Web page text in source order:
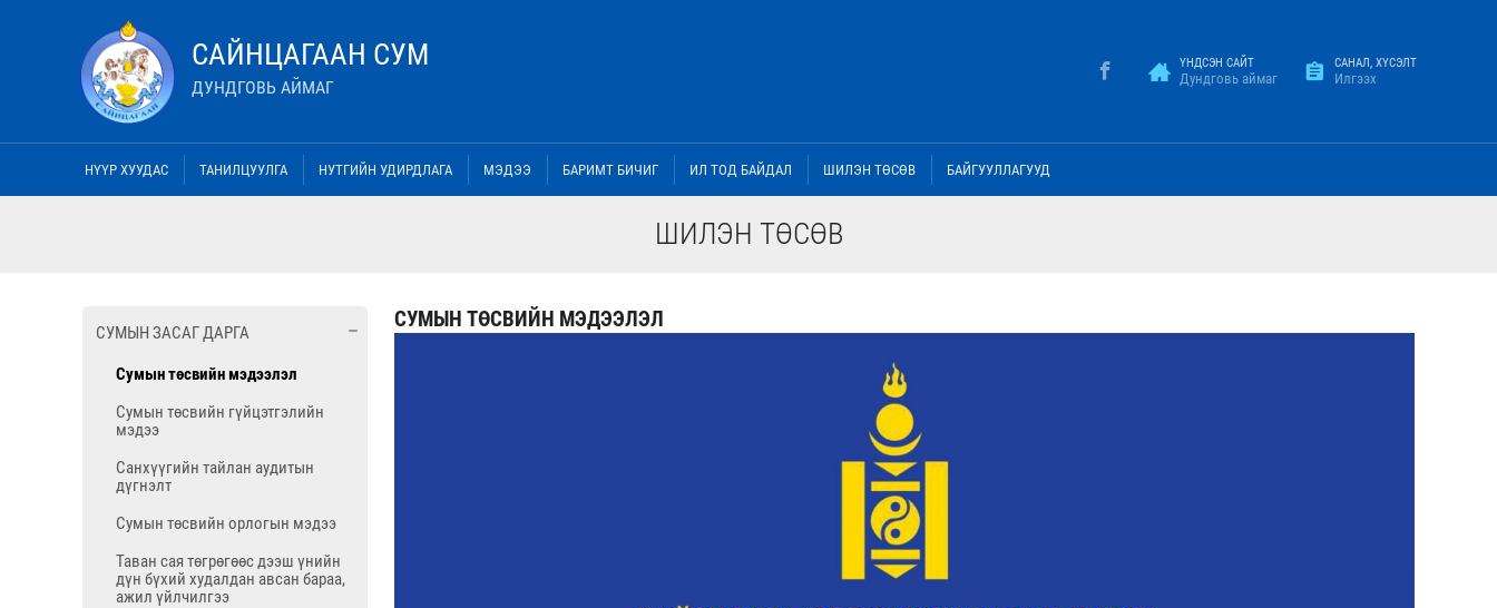
САЙНЦАГААН СУМ
ДУНДГОВЬ АЙМАГ
ҮНДСЭН САЙТ
Дундговь аймаг
САНАЛ, ХҮСЭЛТ
Илгээх
НҮҮР ХУУДАС ТАНИЛЦУУЛГА НУТГИЙН УДИРДЛАГА МЭДЭЭ БАРИМТ БИЧИГ ИЛ ТОД БАЙДАЛ ШИЛЭН ТӨСӨВ БАЙГУУЛЛАГУУД
ШИЛЭН ТӨСӨВ
СУМЫН ЗАСАГ ДАРГА
Сумын төсвийн мэдээлэл
Сумын төсвийн гүйцэтгэлийн
мэдээ
Санхүүгийн тайлан аудитын
дүгнэлт
Сумын төсвийн орлогын мэдээ
Таван сая төгрөгөөс дээш үнийн
дүн бүхий худалдан авсан бараа,
ажил үйлчилгээ
СУМЫН ТӨСВИЙН МЭДЭЭЛЭЛ